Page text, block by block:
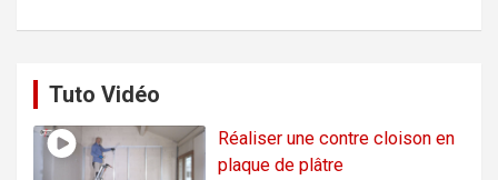
Tuto Vidéo
Réaliser une contre cloison en
plaque de plâtre